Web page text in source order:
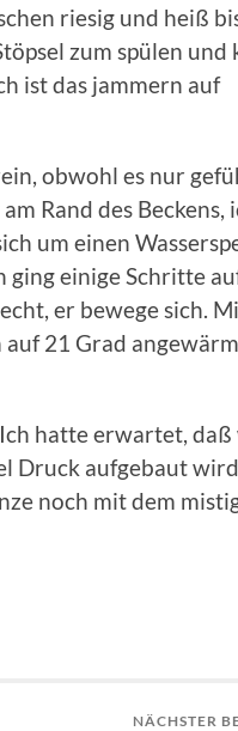
riesig und heiß
zum spülen und
ist das jammern auf
obwohl es nur
Rand des Beckens,
um einen
einige Schritte
er bewege sich.
auf 21 Grad
hatte erwartet, daß
Druck aufgebaut
noch mit dem
NÄCHSTER